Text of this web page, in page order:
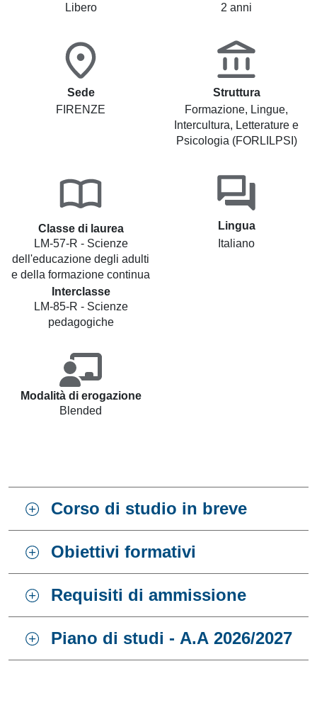
Libero
2 anni
Sede
FIRENZE
Struttura
Formazione, Lingue,
Intercultura, Letterature e
Psicologia (FORLILPSI)
Classe di laurea
LM-57-R - Scienze
dell'educazione degli adulti
e della formazione continua
Interclasse
LM-85-R - Scienze
pedagogiche
Lingua
Italiano
Modalità di erogazione
Blended
Corso di studio in breve
Obiettivi formativi
Requisiti di ammissione
Piano di studi - A.A 2026/2027